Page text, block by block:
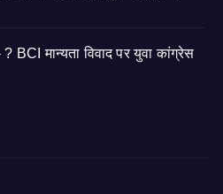
? BCI मान्यता विवाद पर युवा कांग्रेस